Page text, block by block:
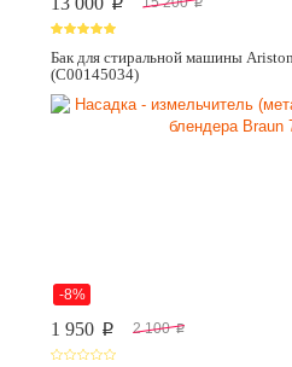
Бак для стиральной машины
(C00145034)
-8%
1 950 p 2 100 p